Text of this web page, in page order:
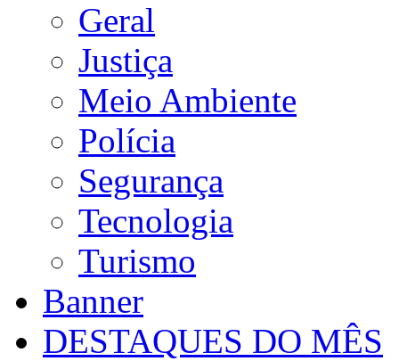
Geral
Justiça
Meio Ambiente
Polícia
Segurança
Tecnologia
Turismo
Banner
DESTAQUES DO MÊS